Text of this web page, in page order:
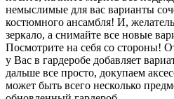
немыслимые для вас варианты
костюмного ансамбля! И,
зеркало, а снимайте все новые
Посмотрите на себя со стороны!
у Вас в гардеробе добавляет
дальше все просто, докупаем
может быть всего несколько